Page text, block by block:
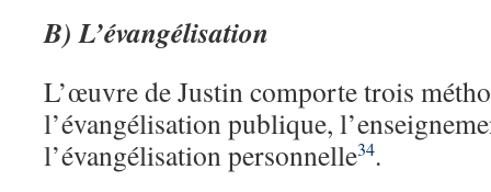
B) L’évangélisation
L’œuvre de Justin comporte trois
l’évangélisation publique,
l’évangélisation personnelle34.